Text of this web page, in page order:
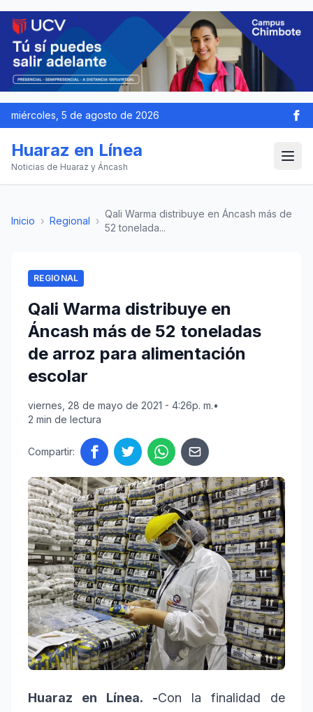
miércoles, 5 de agosto de 2026
Huaraz en Línea
Noticias de Huaraz y Áncash
Inicio › Regional ›
Qali Warma distribuye en Áncash más de
52 tonelada...
REGIONAL
Qali Warma distribuye en
Áncash más de 52 toneladas
de arroz para alimentación
escolar
viernes, 28 de mayo de 2021 - 4:26p. m.•
2 min de lectura
Compartir:
Huaraz en Línea. -Con la finalidad de